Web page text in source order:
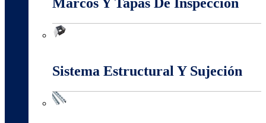
Sistema Estructural Y Sujeción